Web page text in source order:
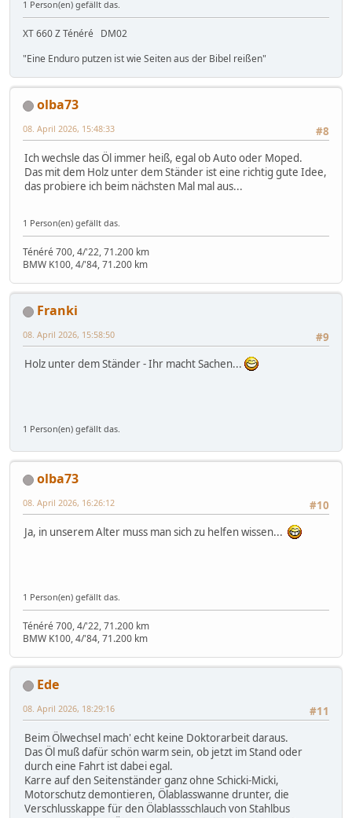
1 Person(en) gefällt das.
XT 660 Z Ténéré DM02
"Eine Enduro putzen ist wie Seiten aus der Bibel reißen"
olba73
#8
08. April 2026, 15:48:33
Ich wechsle das Öl immer heiß, egal ob Auto oder Moped.
Das mit dem Holz unter dem Ständer ist eine richtig gute Idee,
das probiere ich beim nächsten Mal mal aus...
1 Person(en) gefällt das.
Ténéré 700, 4/'22, 71.200 km
BMW K100, 4/'84, 71.200 km
Franki
#9
08. April 2026, 15:58:50
Holz unter dem Ständer - Ihr macht Sachen...
1 Person(en) gefällt das.
olba73
#10
08. April 2026, 16:26:12
Ja, in unserem Alter muss man sich zu helfen wissen...
1 Person(en) gefällt das.
Ténéré 700, 4/'22, 71.200 km
BMW K100, 4/'84, 71.200 km
Ede
#11
08. April 2026, 18:29:16
Beim Ölwechsel mach' echt keine Doktorarbeit daraus.
Das Öl muß dafür schön warm sein, ob jetzt im Stand oder
durch eine Fahrt ist dabei egal.
Karre auf den Seitenständer ganz ohne Schicki-Micki,
Motorschutz demontieren, Ölablasswanne drunter, die
Verschlusskappe für den Ölablassschlauch von Stahlbus